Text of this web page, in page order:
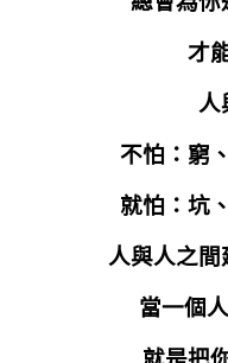
才
人
不怕：窮
就怕：坑
人與人之間
當一個